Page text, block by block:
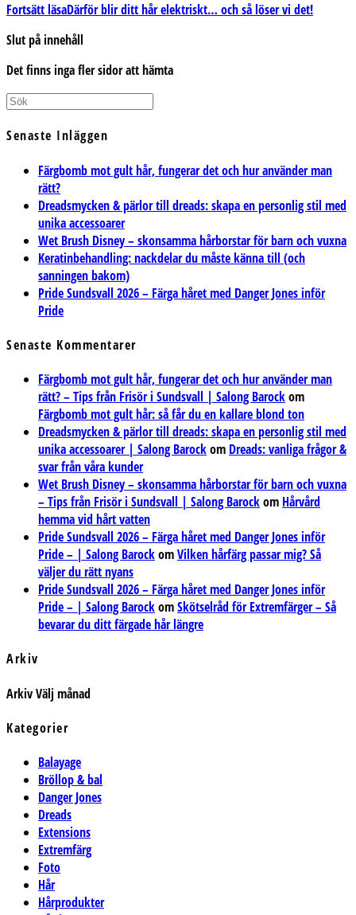
Fortsätt läsaDärför blir ditt hår elektriskt… och så löser vi det!
Slut på innehåll
Det finns inga fler sidor att hämta
Senaste Inläggen
Färgbomb mot gult hår, fungerar det och hur använder man
rätt?
Dreadsmycken & pärlor till dreads: skapa en personlig stil med
unika accessoarer
Wet Brush Disney – skonsamma hårborstar för barn och vuxna
Keratinbehandling: nackdelar du måste känna till (och
sanningen bakom)
Pride Sundsvall 2026 – Färga håret med Danger Jones inför
Pride
Senaste Kommentarer
Färgbomb mot gult hår, fungerar det och hur använder man
rätt? – Tips från Frisör i Sundsvall | Salong Barockom
Färgbomb mot gult hår: så får du en kallare blond ton
Dreadsmycken & pärlor till dreads: skapa en personlig stil med
unika accessoarer | Salong Barockom Dreads: vanliga frågor &
svar från våra kunder
Wet Brush Disney – skonsamma hårborstar för barn och vuxna
– Tips från Frisör i Sundsvall | Salong Barockom Hårvård
hemma vid hårt vatten
Pride Sundsvall 2026 – Färga håret med Danger Jones inför
Pride – | Salong BarockomVilken hårfärg passar mig? Så
väljer du rätt nyans
Pride Sundsvall 2026 – Färga håret med Danger Jones inför
Pride – | Salong BarockomSkötselråd för Extremfärger – Så
bevarar du ditt färgade hår längre
Arkiv
ArkivVälj månad
Kategorier
Balayage
Bröllop & bal
Danger Jones
Dreads
Extensions
Extremfärg
Foto
Hår
Hårprodukter